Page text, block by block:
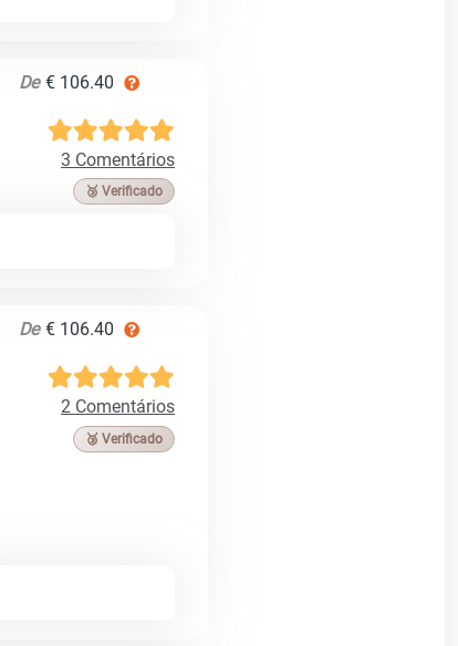
De € 106.40
3 Comentários
🥉 Verificado
De € 106.40
2 Comentários
🥉 Verificado